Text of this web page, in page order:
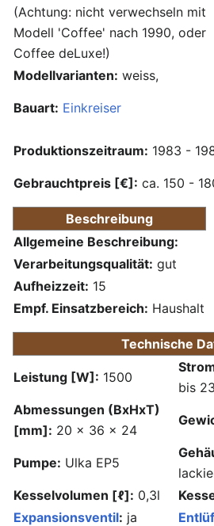
(Achtung: nicht verwechseln mit
Modell 'Coffee' nach 1990, oder
Coffee deLuxe!)
Modellvarianten: weiss,
Bauart: Einkreiser
Produktionszeitraum: 1983 -
Gebrauchtpreis [€]: ca. 150 -
Beschreibung
Allgemeine Beschreibung:
Verarbeitungsqualität: gut
Aufheizzeit: 15
Empf. Einsatzbereich: Haushalt
Technische
Leistung [W]: 1500
bis
Abmessungen (BxHxT)
[mm]: 20 x 36 x 24
Pumpe: Ulka EP5
Kesselvolumen [ℓ]: 0,3l
Expansionsventil: ja